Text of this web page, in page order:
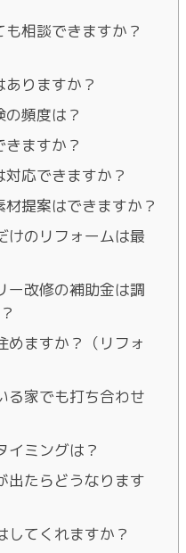
相談できますか？
りますか？
頻度は？
ますか？
応できますか？
提案はできますか？
けのリフォームは最
ー改修の補助金は調
めますか？（リフォ
る家でも打ち合わせ
イミングは？
出たらどうなります
してくれますか？